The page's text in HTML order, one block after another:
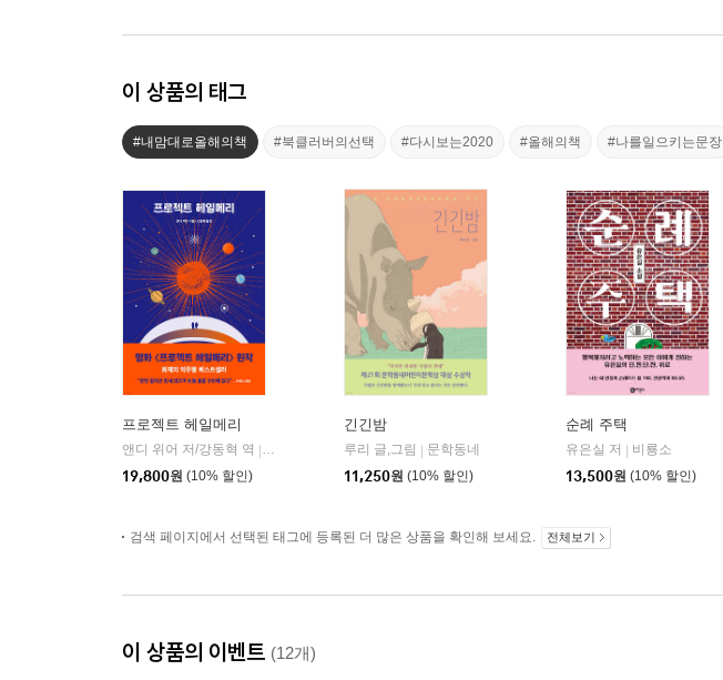
이 상품의 태그
#내맘대로올해의책 #북클러버의선택 #다시보는2020 #올해의책 #나를일으키는문장
프로젝트 헤일메리
앤디 위어 저/강동혁 역
알에이치코리아(RHK)
19,800원 (10% 할인)
긴긴밤
루리 글,그림
문학동네
11,250원 (10% 할인)
순례 주택
유은실 저
비룡소
13,500원 (10% 할인)
검색 페이지에서 선택된 태그에 등록된 더 많은 상품을 확인해 보세요. 전체보기
이 상품의 이벤트 (12개)